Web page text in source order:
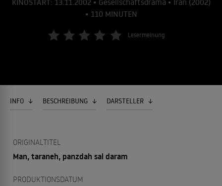
KINOSTART: 13.11.2002 • Gesellschaftsdrama • Iran (2002)
• 110 MINUTEN
Lesermeinung
INFO BESCHREIBUNG DARSTELLER
ORIGINALTITEL
Man, taraneh, panzdah sal daram
PRODUKTIONSDATUM